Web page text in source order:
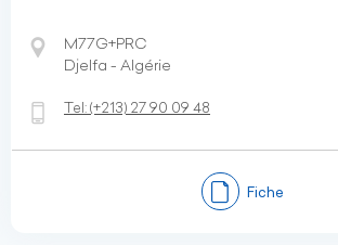
M77G+PRC
Djelfa - Algérie
Tel:(+213) 27 90 09 48
Fiche